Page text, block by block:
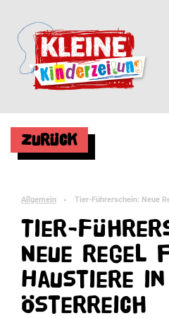
Zurück
Allgemein ► Tier-Führerschein: Neue
Tier-
Neue Regel
Haustiere in
Österreich